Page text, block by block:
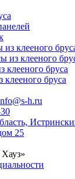
клееного
клееного
клееного бруса
бруса
h.ru
25